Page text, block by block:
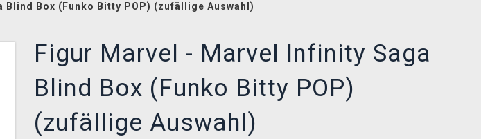
Box (Funko Bitty POP) (zufällige Auswahl)
Figur Marvel - Marvel Infinity Saga
Blind Box (Funko Bitty POP)
(zufällige Auswahl)